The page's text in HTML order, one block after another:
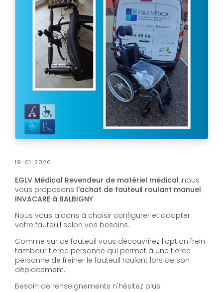
19-01-2026
EGLV Médical Revendeur de matériel médical ,nous
vous proposons l'achat de fauteuil roulant manuel
INVACARE à BALBIGNY
Nous vous aidons à choisir configurer et adapter
votre fauteuil selon vos besoins.
Comme sur ce fauteuil vous découvrirez l'option frein
tambour tierce personne qui permet à une tierce
personne de freiner le fauteuil roulant lors de son
déplacement.
Besoin de renseignements n'hésitez plus